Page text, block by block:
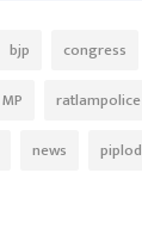
bjp congress
MP ratlampolice
news